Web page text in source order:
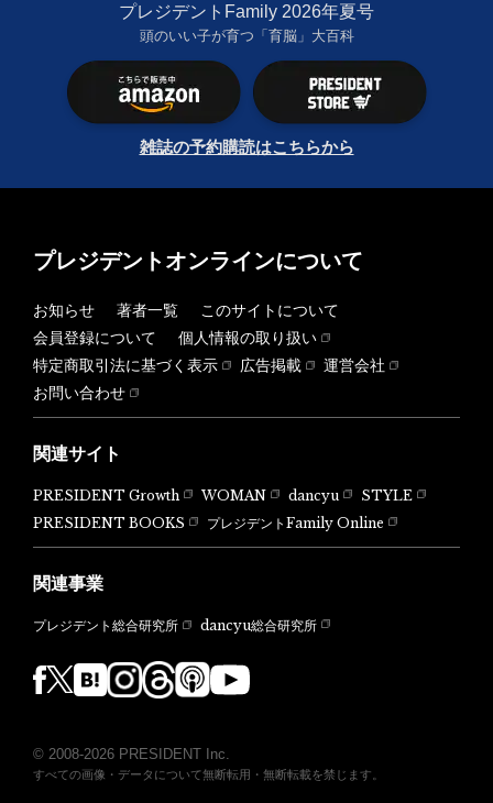
プレジデントFamily 2026年夏号
頭のいい子が育つ「育脳」大百科
雑誌の予約購読はこちらから
プレジデントオンラインについて
お知らせ 著者一覧
このサイトについて
会員登録について
個人情報の取り扱い
特定商取引法に基づく表示
広告掲載
運営会社
お問い合わせ
関連サイト
PRESIDENT Growth WOMAN dancyu
STYLE
PRESIDENT BOOKS
プレジデントFamily Online
関連事業
プレジデント総合研究所 dancyu総合研究所
© 2008-2026 PRESIDENT Inc.
すべての画像・データについて無断転用・無断転載を禁じます。